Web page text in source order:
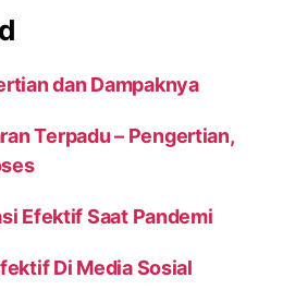
dan Dampaknya
Terpadu – Pengertian,
Efektif Saat Pandemi
Di Media Sosial